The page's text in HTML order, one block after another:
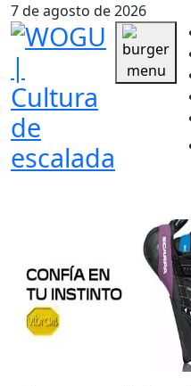
7 de agosto de 2026